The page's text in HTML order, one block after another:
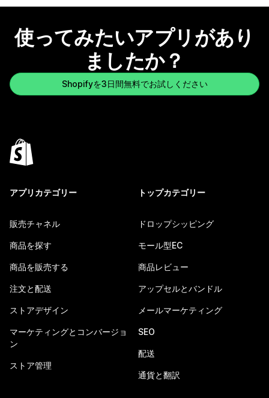
使ってみたいアプリがあり
ましたか？
Shopifyを3日間無料でお試しください
アプリカテゴリー
販売チャネル
商品を探す
商品を販売する
注文と配送
ストアデザイン
マーケティングとコンバージョ
ン
ストア管理
トップカテゴリー
ドロップシッピング
モール型EC
商品レビュー
アップセルとバンドル
メールマーケティング
SEO
配送
通貨と翻訳